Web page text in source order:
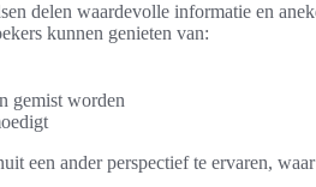
delen waardevolle informatie en
kunnen genieten van:
gemist worden
een ander perspectief te ervaren,